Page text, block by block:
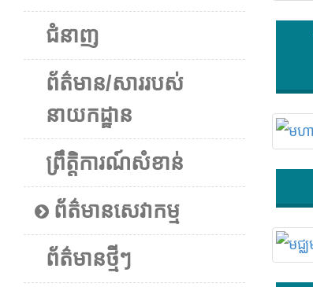
ជំនាញ
ព័ត៌មាន/សាររបស់
នាយកដ្ឋាន
ព្រឹត្តិការណ៍សំខាន់
ព័ត៌មានសេវាកម្ម
ព័ត៌មានថ្មីៗ